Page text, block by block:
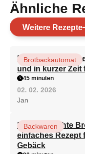
Ähnliche
Weitere Rezepte
Perfekte
und in kurzer Zeit
Brotbackautomat
45 minuten
02. 02. 2026
Jan
Hausgemachte
einfaches Rezept
Gebäck
Backwaren